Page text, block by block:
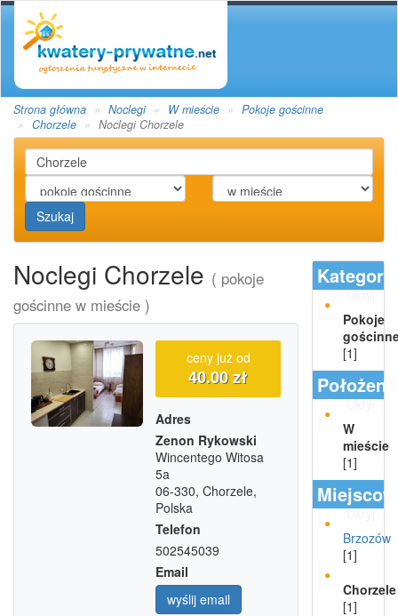
Strona główna Noclegi W mieście
Pokoje gościnne
Chorzele
Noclegi Chorzele
Szukaj
Noclegi Chorzele ( pokoje
gościnne w mieście )
ceny już od
40.00 zł
Adres
Zenon Rykowski
Wincentego Witosa
5a
06-330, Chorzele,
Polska
Telefon
502545039
Email
wyślij email
Kategoria
Ukryj
Pokoje
[1]
Ukryj
W
mieście
[1]
Ukryj
Brzozów
[1]
Chorzele
[1]